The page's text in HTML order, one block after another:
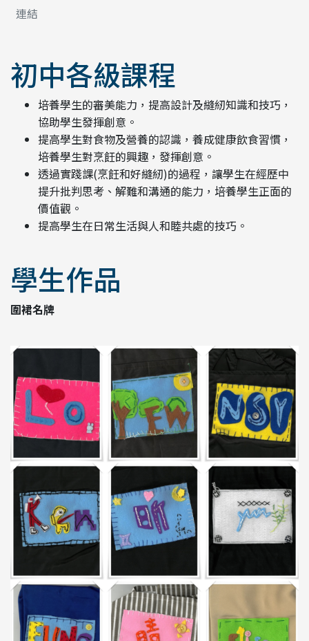
連結
初中各級課程
培養學生的審美能力，提高設計及縫紉知識和技巧，
協助學生發揮創意。
提高學生對食物及營養的認識，養成健康飲食習慣，
培養學生對烹飪的興趣，發揮創意。
透過實踐課(烹飪和好縫紉)的過程，讓學生在經歷中
提升批判思考、解難和溝通的能力，培養學生正面的
價值觀。
提高學生在日常生活與人和睦共處的技巧。
學生作品
圍裙名牌